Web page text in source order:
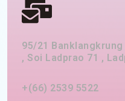
95/21
, Soi Ladprao 71 ,
+(66) 2539 5522